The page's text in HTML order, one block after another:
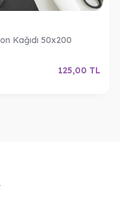
Kağıdı 50x200
125,00 TL